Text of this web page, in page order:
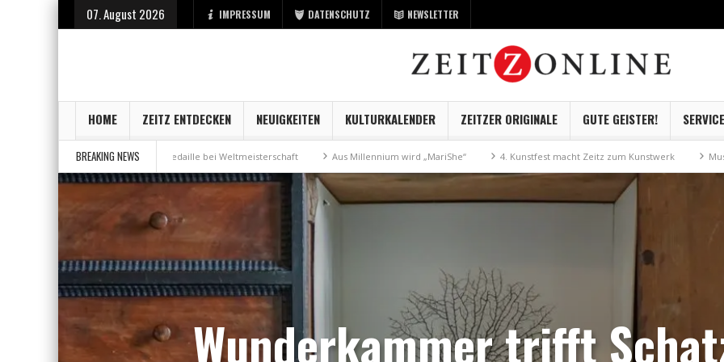
07. August 2026 IMPRESSUM DATENSCHUTZ NEWSLETTER
HOME ZEITZ ENTDECKEN NEUIGKEITEN KULTURKALENDER ZEITZER ORIGINALE GUTE GEISTER! SERVICE
BREAKING NEWS
Bronzemedaille bei Weltmeisterschaft Aus Millennium wird „MariShe“ 4. Kunstfest macht Zeitz zum Kunstwerk Museum Kayna geht
Wunderkammer trifft